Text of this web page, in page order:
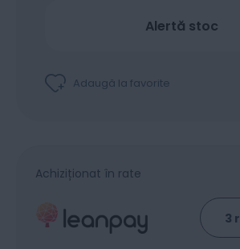
Alertă stoc
Adaugă la favorite
Achiziționat în rate